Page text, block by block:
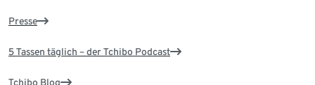
Presse
5 Tassen täglich – der Tchibo Podcast
Tchibo Blog